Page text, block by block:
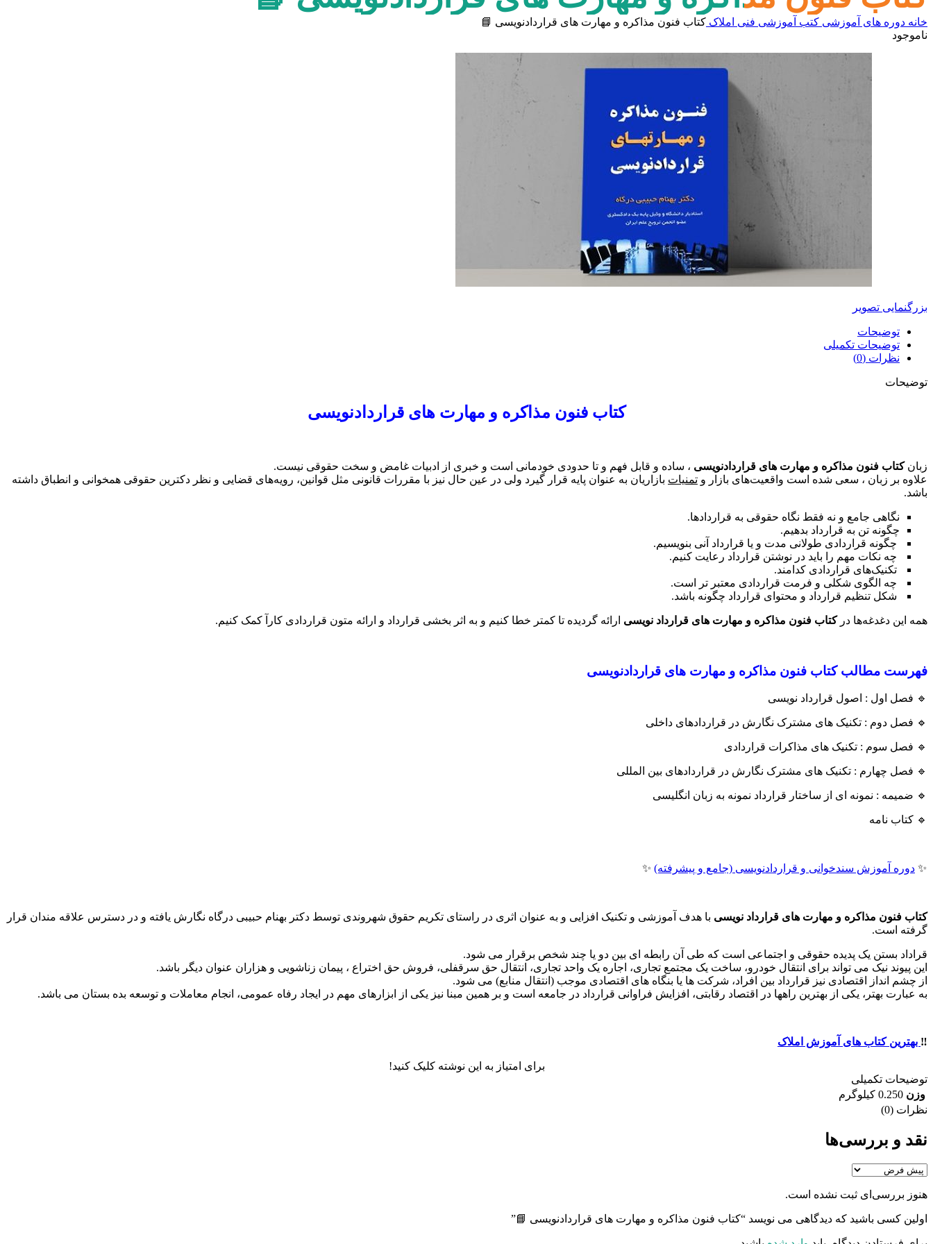
خانه دوره های آموزشی کتب آموزشی فنی املاک کتاب فنون مذاکره و مهارت های قراردادنویسی 📘
ناموجود
بزرگنمایی تصویر
توضیحات
توضیحات تکمیلی
نظرات (0)
توضیحات
کتاب فنون مذاکره و مهارت های قراردادنویسی
زبانکتاب فنون مذاکره و مهارت های قراردادنویسی ، ساده و قابل فهم و تا حدودی خودمانی است و خبری از ادبیات غامض و سخت حقوقی نیست.
علاوه بر زبان ، سعی شده است واقعیت‌های بازار و تمنیات بازاریان به عنوان پایه قرار گیرد ولی در عین حال نیز با مقررات قانونی مثل قوانین، رویه‌های قضایی و نظر دکترین حقوقی همخوانی و انطباق داشته
باشد.
نگاهی جامع و نه فقط نگاه حقوقی به قراردادها.
چگونه تن به قرارداد بدهیم.
چگونه قراردادی طولانی مدت و یا قرارداد آنی بنویسیم.
چه نکات مهم را باید در نوشتن قرارداد رعایت کنیم.
تکنیک‌های قراردادی کدامند.
چه الگوی شکلی و فرمت قراردادی معتبر تر است.
شکل تنظیم قرارداد و محتوای قرارداد چگونه باشد.
همه این دغدغه‌ها درکتاب فنون مذاکره و مهارت های قرارداد نویسی ارائه گردیده تا کمتر خطا کنیم و به اثر بخشی قرارداد و ارائه متون قراردادی کارآ کمک کنیم.
فهرست مطالبکتاب فنون مذاکره و مهارت های قراردادنویسی
🔹 فصل اول : اصول قرارداد نویسی
🔹 فصل دوم : تکنیک های مشترک نگارش در قراردادهای داخلی
🔹 فصل سوم : تکنیک های مذاکرات قراردادی
🔹 فصل چهارم : تکنیک های مشترک نگارش در قراردادهای بین المللی
🔹 ضمیمه : نمونه ای از ساختار قرارداد نمونه به زبان انگلیسی
🔹 کتاب نامه
✨ دوره آموزش سندخوانی و قراردادنویسی (جامع و پیشرفته) ✨
کتاب فنون مذاکره و مهارت های قرارداد نویسی با هدف آموزشی و تکنیک افزایی و به عنوان اثری در راستای تکریم حقوق شهروندی توسط دکتر بهنام حبیبی درگاه نگارش یافته و در دسترس علاقه مندان قرار
گرفته است.
قراداد بستن یک پدیده حقوقی و اجتماعی است که طی آن رابطه ای بین دو یا چند شخص برقرار می شود.
این پیوند نیک می تواند برای انتقال خودرو، ساخت یک مجتمع تجاری، اجاره یک واحد تجاری، انتقال حق سرقفلی، فروش حق اختراع ، پیمان زناشویی و هزاران عنوان دیگر باشد.
از چشم انداز اقتصادی نیز قرارداد بین افراد، شرکت ها یا بنگاه های اقتصادی موجب (انتقال منابع) می شود.
به عبارت بهتر، یکی از بهترین راهها در اقتصاد رقابتی، افزایش فراوانی قرارداد در جامعه است و بر همین مبنا نیز یکی از ابزارهای مهم در ایجاد رفاه عمومی، انجام معاملات و توسعه بده بستان می باشد.
‼️ بهترین کتاب های آموزش املاک
برای امتیاز به این نوشته کلیک کنید!
توضیحات تکمیلی
وزن 0.250 کیلوگرم
نظرات (0)
نقد و بررسی‌ها
هنوز بررسی‌ای ثبت نشده است.
اولین کسی باشید که دیدگاهی می نویسد “کتاب فنون مذاکره و مهارت های قراردادنویسی 📘”